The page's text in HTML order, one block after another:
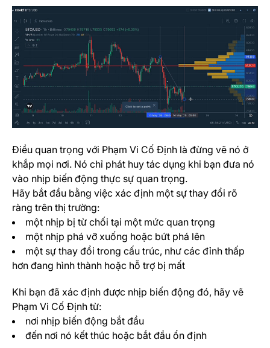
Điều quan trọng với Phạm Vi Cố Định là đừng vẽ nó ở
khắp mọi nơi. Nó chỉ phát huy tác dụng khi bạn đưa nó
vào nhịp biến động thực sự quan trọng.
Hãy bắt đầu bằng việc xác định một sự thay đổi rõ
ràng trên thị trường:
một nhịp bị từ chối tại một mức quan trọng
một nhịp phá vỡ xuống hoặc bứt phá lên
một sự thay đổi trong cấu trúc, như các đỉnh thấp
hơn đang hình thành hoặc hỗ trợ bị mất
Khi bạn đã xác định được nhịp biến động đó, hãy vẽ
Phạm Vi Cố Định từ:
nơi nhịp biến động bắt đầu
đến nơi nó kết thúc hoặc bắt đầu ổn định